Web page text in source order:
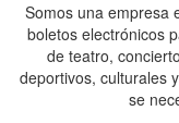
Somos una empresa
boletos electrónicos
de teatro,
deportivos, culturales
se